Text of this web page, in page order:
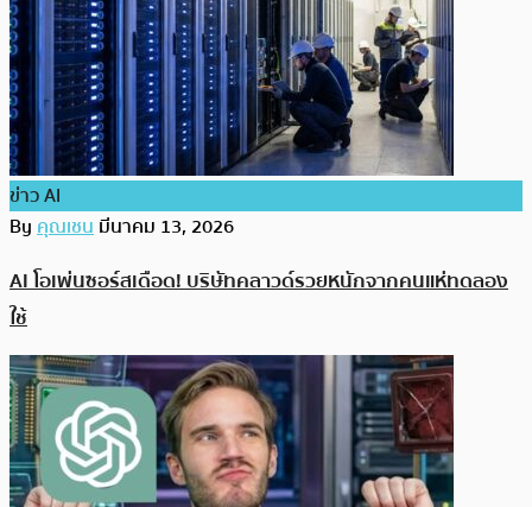
ข่าว AI
Byคุณเชนมีนาคม 13, 2026
AI โอเพ่นซอร์สเดือด! บริษัทคลาวด์รวยหนักจากคนแห่ทดลอง
ใช้